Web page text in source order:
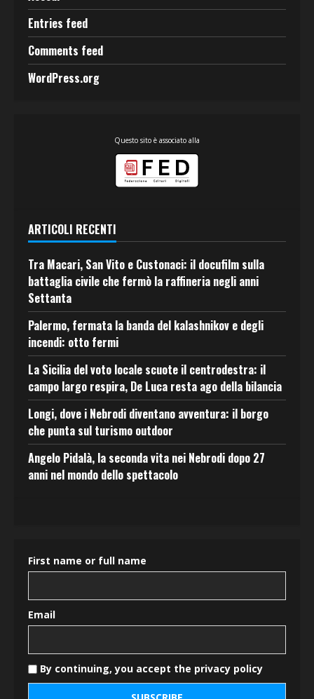
Entries feed
Comments feed
WordPress.org
Questo sito è associato alla
ARTICOLI RECENTI
Tra Macari, San Vito e Custonaci: il docufilm sulla
battaglia civile che fermò la raffineria negli anni
Settanta
Palermo, fermata la banda del kalashnikov e degli
incendi: otto fermi
La Sicilia del voto locale scuote il centrodestra: il
campo largo respira, De Luca resta ago della bilancia
Longi, dove i Nebrodi diventano avventura: il borgo
che punta sul turismo outdoor
Angelo Pidalà, la seconda vita nei Nebrodi dopo 27
anni nel mondo dello spettacolo
First name or full name
Email
By continuing, you accept the privacy policy